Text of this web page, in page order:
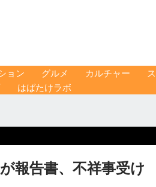
ョン グルメ カルチャー
はばたけラボ
報告書、不祥事受け